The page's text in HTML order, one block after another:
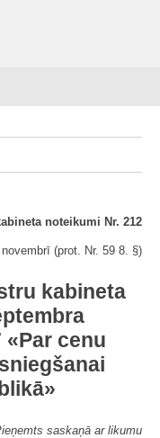
noteikumi Nr. 212
(prot. Nr. 59 8. §)
kabineta
«Par cenu
saskaņā ar likumu